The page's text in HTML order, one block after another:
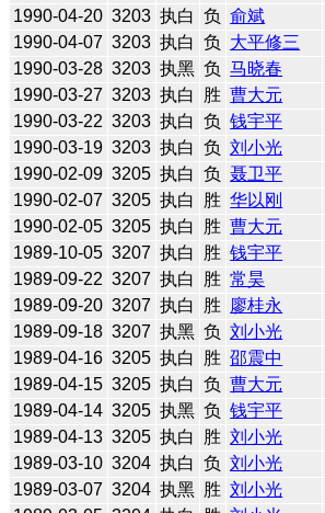
1990-04-20 3203 执白 负 俞斌
1990-04-07 3203 执白 负 大平修三
1990-03-28 3203 执黑 负 马晓春
1990-03-27 3203 执白 胜 曹大元
1990-03-22 3203 执白 负 钱宇平
1990-03-19 3203 执白 负 刘小光
1990-02-09 3205 执白 负 聂卫平
1990-02-07 3205 执白 胜 华以刚
1990-02-05 3205 执白 胜 曹大元
1989-10-05 3207 执白 胜 钱宇平
1989-09-22 3207 执白 胜 常昊
1989-09-20 3207 执白 胜 廖桂永
1989-09-18 3207 执黑 负 刘小光
1989-04-16 3205 执白 胜 邵震中
1989-04-15 3205 执白 负 曹大元
1989-04-14 3205 执黑 负 钱宇平
1989-04-13 3205 执白 胜 刘小光
1989-03-10 3204 执白 负 刘小光
1989-03-07 3204 执黑 胜 刘小光